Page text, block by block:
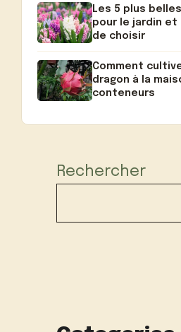
Les 5 plus
pour le jardin et
de choisir
Comment
dragon à la
conteneurs
Rechercher